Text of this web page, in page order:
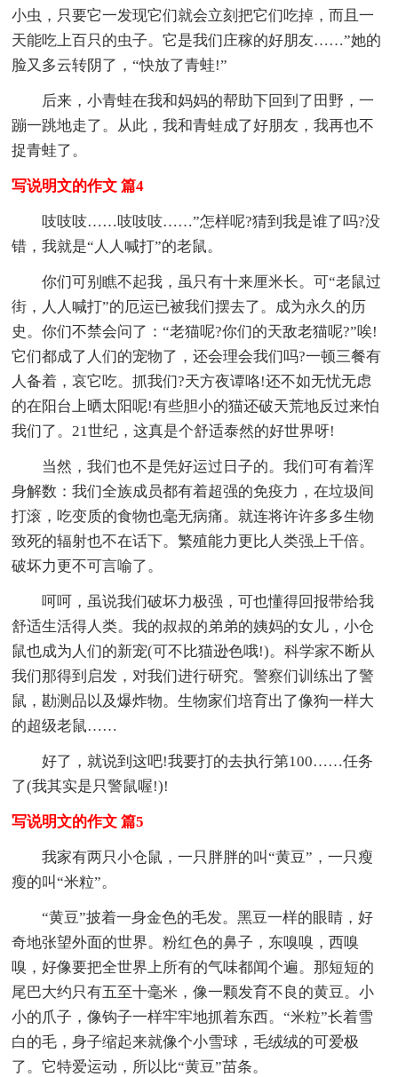
小虫，只要它一发现它们就会立刻把它们吃掉，而且一
天能吃上百只的虫子。它是我们庄稼的好朋友……”她的
脸又多云转阴了，“快放了青蛙!”
后来，小青蛙在我和妈妈的帮助下回到了田野，一
蹦一跳地走了。从此，我和青蛙成了好朋友，我再也不
捉青蛙了。
写说明文的作文 篇4
吱吱吱……吱吱吱……”怎样呢?猜到我是谁了吗?没
错，我就是“人人喊打”的老鼠。
你们可别瞧不起我，虽只有十来厘米长。可“老鼠过
街，人人喊打”的厄运已被我们摆去了。成为永久的历
史。你们不禁会问了：“老猫呢?你们的天敌老猫呢?”唉!
它们都成了人们的宠物了，还会理会我们吗?一顿三餐有
人备着，哀它吃。抓我们?天方夜谭咯!还不如无忧无虑
的在阳台上晒太阳呢!有些胆小的猫还破天荒地反过来怕
我们了。21世纪，这真是个舒适泰然的好世界呀!
当然，我们也不是凭好运过日子的。我们可有着浑
身解数：我们全族成员都有着超强的免疫力，在垃圾间
打滚，吃变质的食物也毫无病痛。就连将许许多多生物
致死的辐射也不在话下。繁殖能力更比人类强上千倍。
破坏力更不可言喻了。
呵呵，虽说我们破坏力极强，可也懂得回报带给我
舒适生活得人类。我的叔叔的弟弟的姨妈的女儿，小仓
鼠也成为人们的新宠(可不比猫逊色哦!)。科学家不断从
我们那得到启发，对我们进行研究。警察们训练出了警
鼠，勘测品以及爆炸物。生物家们培育出了像狗一样大
的超级老鼠……
好了，就说到这吧!我要打的去执行第100……任务
了(我其实是只警鼠喔!)!
写说明文的作文 篇5
我家有两只小仓鼠，一只胖胖的叫“黄豆”，一只瘦
瘦的叫“米粒”。
“黄豆”披着一身金色的毛发。黑豆一样的眼睛，好
奇地张望外面的世界。粉红色的鼻子，东嗅嗅，西嗅
嗅，好像要把全世界上所有的气味都闻个遍。那短短的
尾巴大约只有五至十毫米，像一颗发育不良的黄豆。小
小的爪子，像钩子一样牢牢地抓着东西。“米粒”长着雪
白的毛，身子缩起来就像个小雪球，毛绒绒的可爱极
了。它特爱运动，所以比“黄豆”苗条。